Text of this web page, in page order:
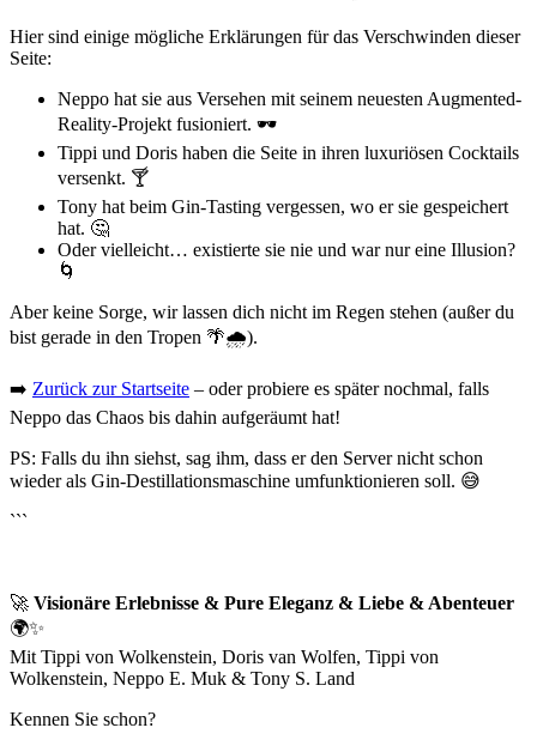
Hier sind einige mögliche Erklärungen für das Verschwinden dieser
Seite:
Neppo hat sie aus Versehen mit seinem neuesten Augmented-
Reality-Projekt fusioniert. 🕶️
Tippi und Doris haben die Seite in ihren luxuriösen Cocktails
versenkt. 🍸
Tony hat beim Gin-Tasting vergessen, wo er sie gespeichert
hat. 🤔
Oder vielleicht… existierte sie nie und war nur eine Illusion?
🌀
Aber keine Sorge, wir lassen dich nicht im Regen stehen (außer du
bist gerade in den Tropen 🌴🌧️).
➡️ Zurück zur Startseite – oder probiere es später nochmal, falls
Neppo das Chaos bis dahin aufgeräumt hat!
PS: Falls du ihn siehst, sag ihm, dass er den Server nicht schon
wieder als Gin-Destillationsmaschine umfunktionieren soll. 😅
```
🚀 Visionäre Erlebnisse & Pure Eleganz & Liebe & Abenteuer
🌍✨
Mit Tippi von Wolkenstein, Doris van Wolfen, Tippi von
Wolkenstein, Neppo E. Muk & Tony S. Land
Kennen Sie schon?